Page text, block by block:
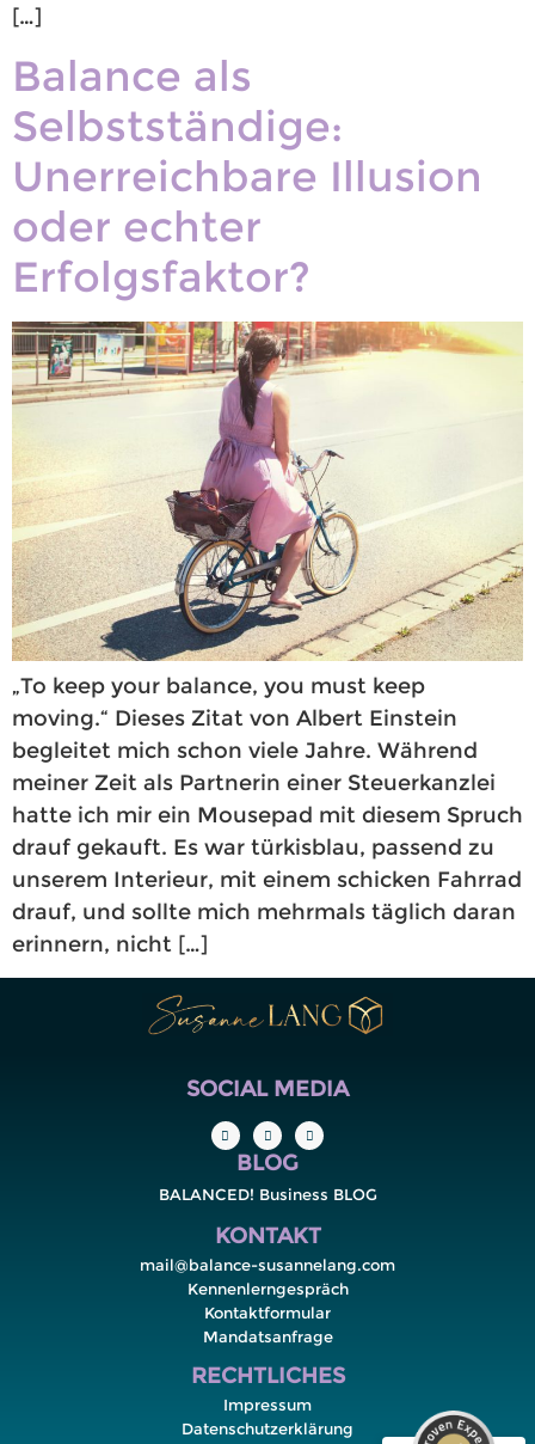
[…]
Balance als
Selbstständige:
Unerreichbare Illusion
oder echter
Erfolgsfaktor?
„To keep your balance, you must keep
moving.“ Dieses Zitat von Albert Einstein
begleitet mich schon viele Jahre. Während
meiner Zeit als Partnerin einer Steuerkanzlei
hatte ich mir ein Mousepad mit diesem Spruch
drauf gekauft. Es war türkisblau, passend zu
unserem Interieur, mit einem schicken Fahrrad
drauf, und sollte mich mehrmals täglich daran
erinnern, nicht […]
SOCIAL MEDIA
BLOG
BALANCED! Business BLOG
KONTAKT
mail@balance-susannelang.com
Kennenlerngespräch
Kontaktformular
Mandatsanfrage
RECHTLICHES
Impressum
Datenschutzerklärung
Kundenbewertungen und Erfahrungen zu
Susanne Lang Beratung
Empfehlungen auf
ProvenExpert.com
SEHR GUT